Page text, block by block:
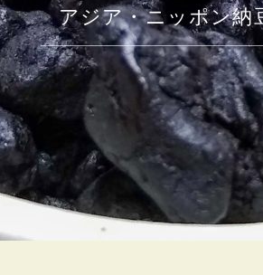
アジア・ニッポン納